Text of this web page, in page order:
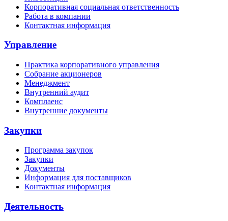
Корпоративная социальная ответственность
Работа в компании
Контактная информация
Управление
Практика корпоративного управления
Собрание акционеров
Менеджмент
Внутренний аудит
Комплаенс
Внутренние документы
Закупки
Программа закупок
Закупки
Документы
Информация для поставщиков
Контактная информация
Деятельность